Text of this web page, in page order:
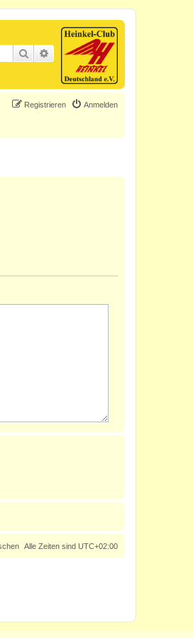
Suche Erweiterte Suche
Anmelden
Registrieren
Alle Zeiten sind UTC+02:00